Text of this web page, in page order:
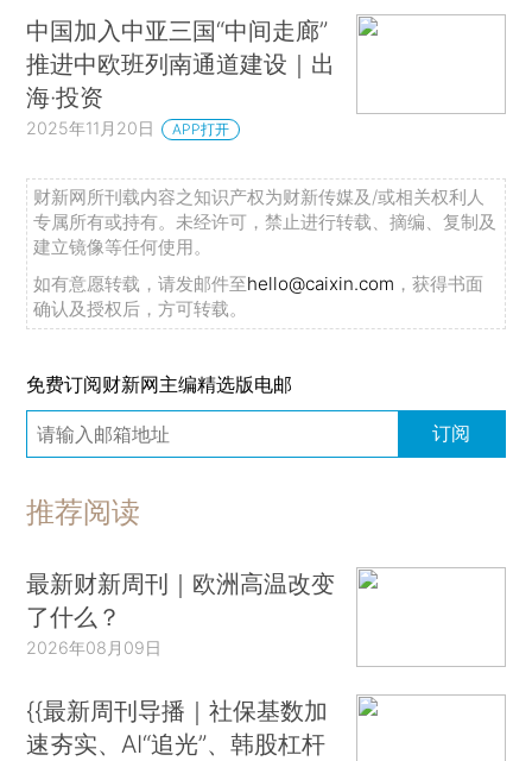
中国加入中亚三国“中间走廊”
推进中欧班列南通道建设｜出
海·投资
2025年11月20日 APP打开
财新网所刊载内容之知识产权为财新传媒及/或相关权利人
专属所有或持有。未经许可，禁止进行转载、摘编、复制及
建立镜像等任何使用。
如有意愿转载，请发邮件至hello@caixin.com ，获得书面
确认及授权后，方可转载。
免费订阅财新网主编精选版电邮
订阅
推荐阅读
最新财新周刊｜欧洲高温改变
了什么？
2026年08月09日
{{最新周刊导播｜社保基数加
速夯实、AI“追光”、韩股杠杆